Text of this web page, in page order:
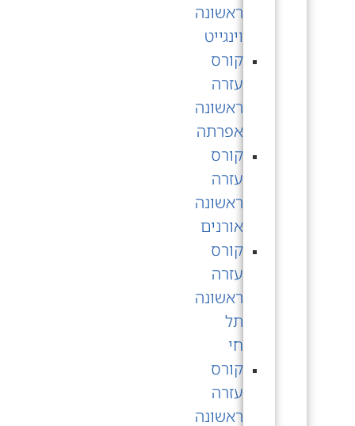
ראשונה
וינגייט
קורס
עזרה
ראשונה
אפרתה
קורס
עזרה
ראשונה
אורנים
קורס
עזרה
ראשונה
תל
חי
קורס
עזרה
ראשונה